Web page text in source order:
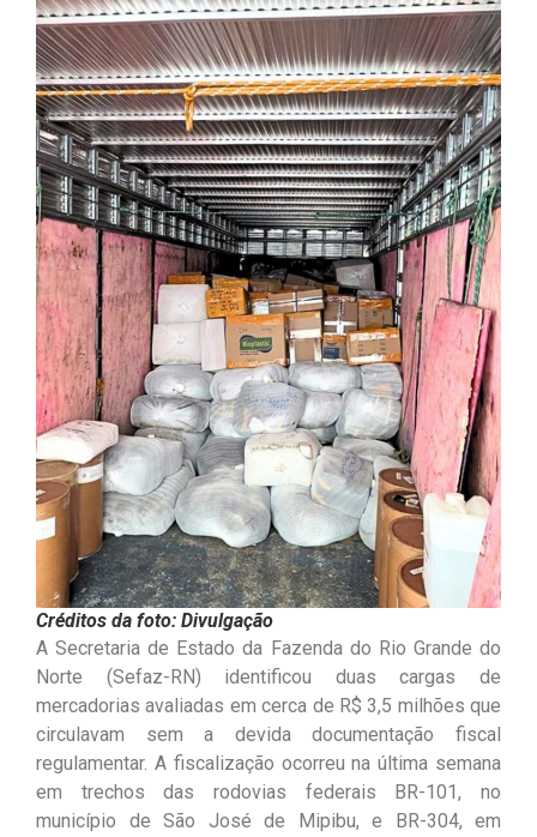
Créditos da foto: Divulgação
A Secretaria de Estado da Fazenda do Rio Grande do
Norte (Sefaz-RN) identificou duas cargas de
mercadorias avaliadas em cerca de R$ 3,5 milhões que
circulavam sem a devida documentação fiscal
regulamentar. A fiscalização ocorreu na última semana
em trechos das rodovias federais BR-101, no
município de São José de Mipibu, e BR-304, em